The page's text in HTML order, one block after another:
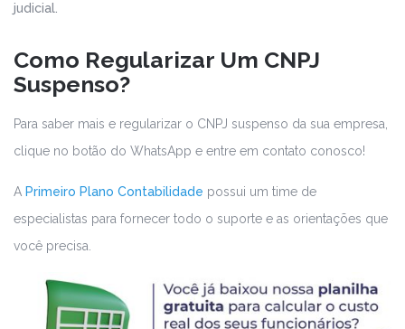
judicial.
Como Regularizar Um CNPJ
Suspenso?
Para saber mais e regularizar o CNPJ suspenso da sua empresa,
clique no botão do WhatsApp e entre em contato conosco!
A Primeiro Plano Contabilidade possui um time de
especialistas para fornecer todo o suporte e as orientações que
você precisa.